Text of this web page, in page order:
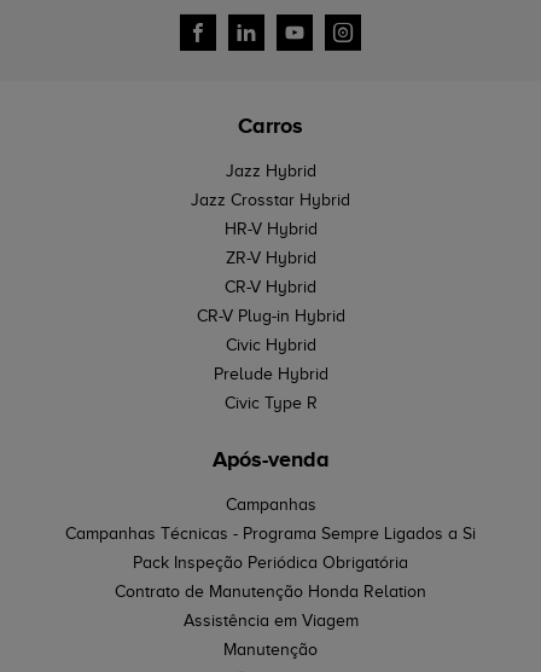
Carros
Jazz Hybrid
Jazz Crosstar Hybrid
HR-V Hybrid
ZR-V Hybrid
CR-V Hybrid
CR-V Plug-in Hybrid
Civic Hybrid
Prelude Hybrid
Civic Type R
Após-venda
Campanhas
Campanhas Técnicas - Programa Sempre Ligados a Si
Pack Inspeção Periódica Obrigatória
Contrato de Manutenção Honda Relation
Assistência em Viagem
Manutenção